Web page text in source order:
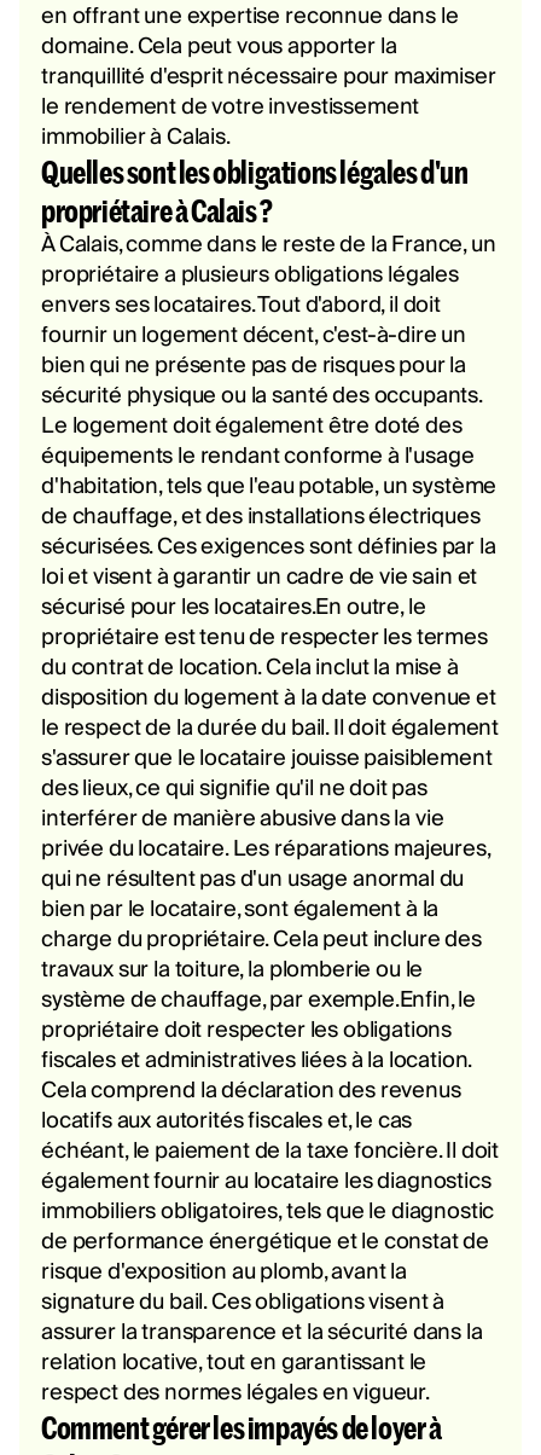
en offrant une expertise reconnue dans le
domaine. Cela peut vous apporter la
tranquillité d'esprit nécessaire pour maximiser
le rendement de votre investissement
immobilier à Calais.
Quelles sont les obligations légales d'un
propriétaire à Calais ?
À Calais, comme dans le reste de la France, un
propriétaire a plusieurs obligations légales
envers ses locataires. Tout d'abord, il doit
fournir un logement décent, c'est-à-dire un
bien qui ne présente pas de risques pour la
sécurité physique ou la santé des occupants.
Le logement doit également être doté des
équipements le rendant conforme à l'usage
d'habitation, tels que l'eau potable, un système
de chauffage, et des installations électriques
sécurisées. Ces exigences sont définies par la
loi et visent à garantir un cadre de vie sain et
sécurisé pour les locataires.En outre, le
propriétaire est tenu de respecter les termes
du contrat de location. Cela inclut la mise à
disposition du logement à la date convenue et
le respect de la durée du bail. Il doit également
s'assurer que le locataire jouisse paisiblement
des lieux, ce qui signifie qu'il ne doit pas
interférer de manière abusive dans la vie
privée du locataire. Les réparations majeures,
qui ne résultent pas d'un usage anormal du
bien par le locataire, sont également à la
charge du propriétaire. Cela peut inclure des
travaux sur la toiture, la plomberie ou le
système de chauffage, par exemple.Enfin, le
propriétaire doit respecter les obligations
fiscales et administratives liées à la location.
Cela comprend la déclaration des revenus
locatifs aux autorités fiscales et, le cas
échéant, le paiement de la taxe foncière. Il doit
également fournir au locataire les diagnostics
immobiliers obligatoires, tels que le diagnostic
de performance énergétique et le constat de
risque d'exposition au plomb, avant la
signature du bail. Ces obligations visent à
assurer la transparence et la sécurité dans la
relation locative, tout en garantissant le
respect des normes légales en vigueur.
Comment gérer les impayés de loyer à